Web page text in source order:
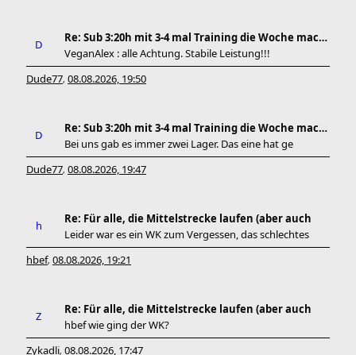
Re: Sub 3:20h mit 3-4 mal Training die Woche machb
VeganAlex : alle Achtung. Stabile Leistung!!!
Dude77, 08.08.2026, 19:50
Re: Sub 3:20h mit 3-4 mal Training die Woche machb
Bei uns gab es immer zwei Lager. Das eine hat ge
Dude77, 08.08.2026, 19:47
Re: Für alle, die Mittelstrecke laufen (aber auch
Leider war es ein WK zum Vergessen, das schlechtes
hbef, 08.08.2026, 19:21
Re: Für alle, die Mittelstrecke laufen (aber auch
hbef wie ging der WK?
Zykadli, 08.08.2026, 17:47